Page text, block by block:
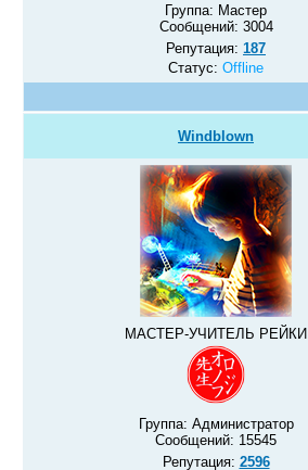
Группа: Мастер
Сообщений: 3004
Репутация: 187
Статус: Offline
Windblown
МАСТЕР-УЧИТЕЛЬ РЕЙКИ
Группа: Администратор
Сообщений: 15545
Репутация: 2596